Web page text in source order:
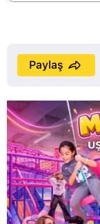
Paylaş